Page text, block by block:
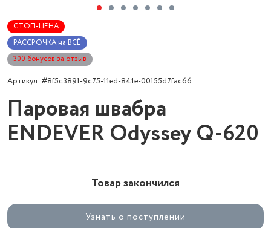
СТОП-ЦЕНА
РАССРОЧКА на ВСЁ
300 бонусов за отзыв
Артикул: #8f5c3891-9c75-11ed-841e-00155d7fac66
Паровая швабра
ENDEVER Odyssey Q-620
Товар закончился
Узнать о поступлении